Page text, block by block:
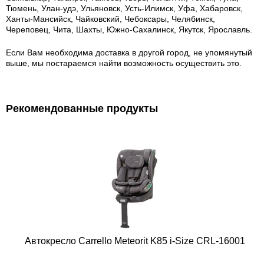
Тюмень, Улан-удэ, Ульяновск, Усть-Илимск, Уфа, Хабаровск,
Ханты-Мансийск, Чайковский, Чебоксары, Челябинск,
Череповец, Чита, Шахты, Южно-Сахалинск, Якутск, Ярославль.
Если Вам необходима доставка в другой город, не упомянутый
выше, мы постараемся найти возможность осуществить это.
Рекомендованные продукты
Автокресло Carrello Meteorit K85 i-Size CRL-16001